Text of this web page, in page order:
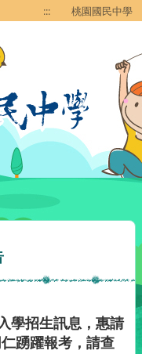
::: 桃園國民中學
學招生訊息，惠請
踴躍報考，請查